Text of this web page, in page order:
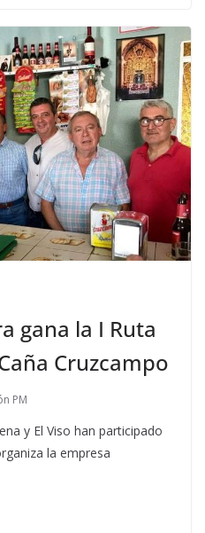
gana la I Ruta
Cruzcampo
PM
y El Viso han participado
la empresa